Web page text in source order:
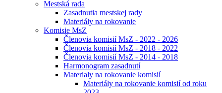
Mestská rada
Zasadnutia mestskej rady
Materiály na rokovanie
Komisie MsZ
Členovia komisií MsZ - 2022 - 2026
Členovia komisií MsZ - 2018 - 2022
Členovia komisií MsZ - 2014 - 2018
Harmonogram zasadnutí
Materialy na rokovanie komisií
Materiály na rokovanie komisií od roku